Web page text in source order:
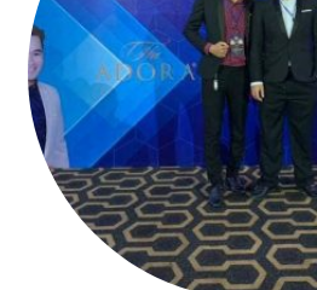
Tài liệu
Video
Blog
Liên hệ